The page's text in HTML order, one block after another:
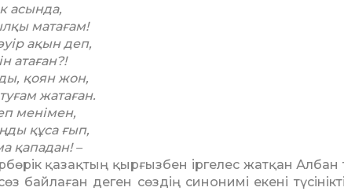
асында,
матағам!
ақын деп,
атаған?!
қоян жон,
жатаған.
менімен,
құса ғып,
қападан! –
қазақтың қыр­ғыз­бен іргелес жатқан
байлаған деген сөздің си­нонимі екені